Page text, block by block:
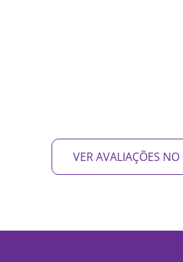
VER AVALIAÇÕES